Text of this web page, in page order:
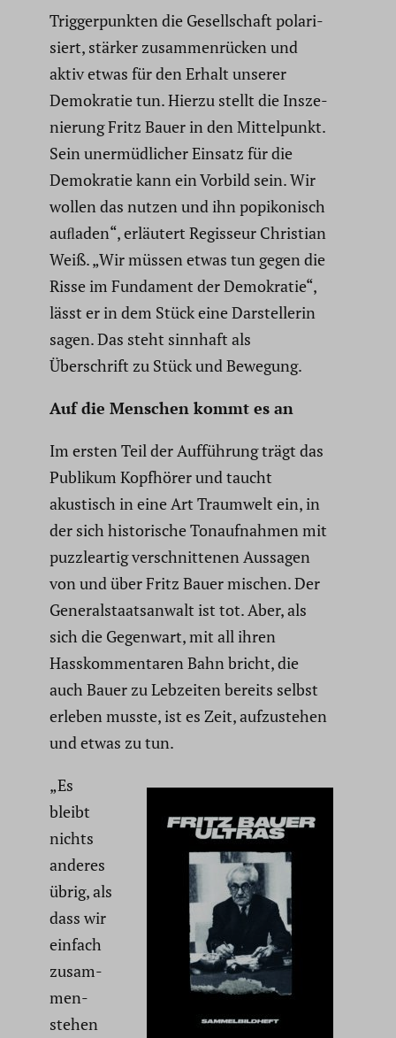
Trigger­punkten die Gesell­schaft polari­
siert, stärker zusam­men­rü­cken und
aktiv etwas für den Erhalt unserer
Demokratie tun. Hierzu stellt die Insze­
nie­rung Fritz Bauer in den Mittel­punkt.
Sein unermüd­li­cher Einsatz für die
Demokratie kann ein Vorbild sein. Wir
wollen das nutzen und ihn popiko­nisch
auﬂaden“, erläutert Regisseur Christian
Weiß. „Wir müssen etwas tun gegen die
Risse im Fundament der Demokratie“,
lässt er in dem Stück eine Darstel­lerin
sagen. Das steht sinnhaft als
Überschrift zu Stück und Bewegung.
Auf die Menschen kommt es an
Im ersten Teil der Auffüh­rung trägt das
Publikum Kopfhörer und taucht
akustisch in eine Art Traumwelt ein, in
der sich histo­ri­sche Tonauf­nahmen mit
puzzle­artig verschnit­tenen Aussagen
von und über Fritz Bauer mischen. Der
General­staats­an­walt ist tot. Aber, als
sich die Gegenwart, mit all ihren
Hasskom­men­taren Bahn bricht, die
auch Bauer zu Lebzeiten bereits selbst
erleben musste, ist es Zeit, aufzu­stehen
und etwas zu tun.
„Es
bleibt
nichts
anderes
übrig, als
dass wir
einfach
zusam­
men­
stehen